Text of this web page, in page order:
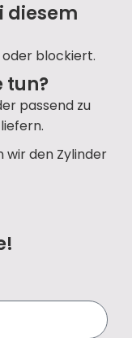
diesem
oder blockiert.
tun?
passend zu
wir den Zylinder